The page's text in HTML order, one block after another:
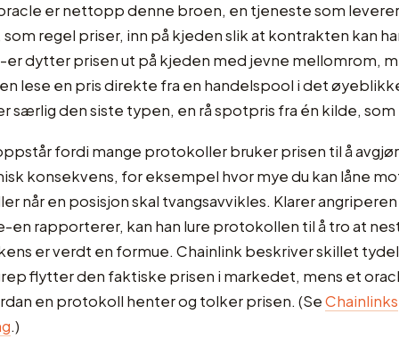
er nettopp denne broen, en tjeneste som
regel priser, inn på kjeden slik at kontrakten kan
er dytter prisen ut på kjeden med jevne mellomrom,
lese en pris direkte fra en handelspool i det
særlig den siste typen, en rå spotpris fra én kilde, som
fordi mange protokoller bruker prisen til å
konsekvens, for eksempel hvor mye du kan låne
når en posisjon skal tvangsavvikles. Klarer
en rapporterer, kan han lure protokollen til å tro at
er verdt en formue. Chainlink beskriver skillet
flytter den faktiske prisen i markedet, mens et
en protokoll henter og tolker prisen. (SeChainlinks
.)